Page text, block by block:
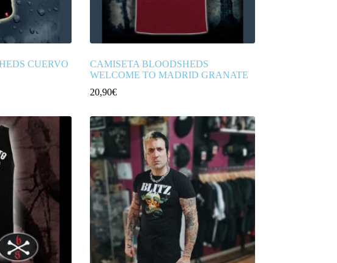
CUERVO
CAMISETA BLOODSHEDS
WELCOME TO MADRID GRANATE
20,90€